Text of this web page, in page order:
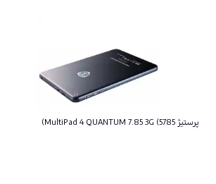
پرستیژ MultiPad 4 QUANTUM 7.85 3G (5785)